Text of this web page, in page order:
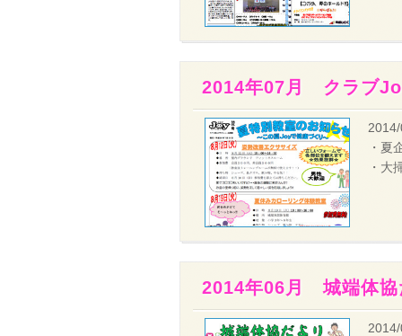
2014年07月 クラブ
・夏
・大
2014年06月 城端体協